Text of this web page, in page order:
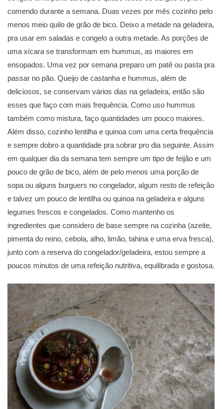
comendo durante a semana. Duas vezes por mês cozinho pelo
menos meio quilo de grão de bico. Deixo a metade na geladeira,
pra usar em saladas e congelo a outra metade. As porções de
uma xícara se transformam em hummus, as maiores em
ensopados. Uma vez por semana preparo um patê ou pasta pra
passar no pão. Queijo de castanha e hummus, além de
deliciosos, se conservam vários dias na geladeira, então são
esses que faço com mais frequência. Como uso hummus
também como mistura, faço quantidades um pouco maiores.
Além disso, cozinho lentilha e quinoa com uma certa frequência
e sempre dobro a quantidade pra sobrar pro dia seguinte. Assim
em qualquer dia da semana tem sempre um tipo de feijão e um
pouco de grão de bico, além de pelo menos uma porção de
sopa ou alguns burguers no congelador, algum resto de refeição
e talvez um pouco de lentilha ou quinoa na geladeira e alguns
legumes frescos e congelados. Como mantenho os
ingredientes que considero de base sempre na cozinha (azeite,
pimenta do reino, cebola, alho, limão, tahina e uma erva fresca),
junto com a reserva do congelador/geladeira, estou sempre a
poucos minutos de uma refeição nutritiva, equilibrada e gostosa.